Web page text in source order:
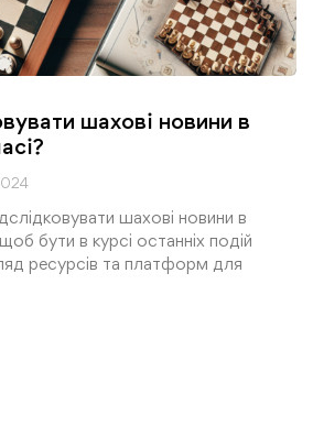
шахові новини в
шахові новини в
бути в курсі останніх подій
ресурсів та платформ для